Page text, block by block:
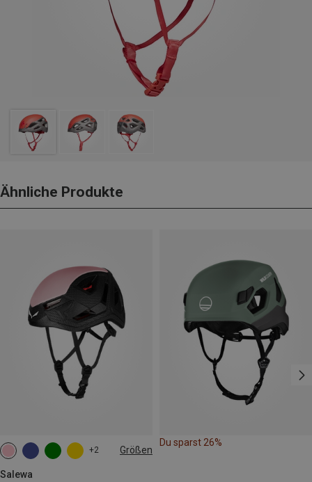
Ähnliche Produkte
+2 Größen
Salewa
57-62CM S-M | 53-58CM
Du sparst 26%